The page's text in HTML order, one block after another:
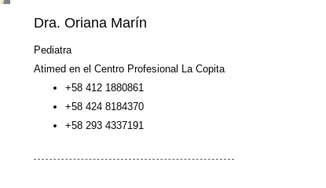
Dra. Oriana Marín
Pediatra
Atimed en el Centro Profesional La Copita
+58 412 1880861
+58 424 8184370
+58 293 4337191